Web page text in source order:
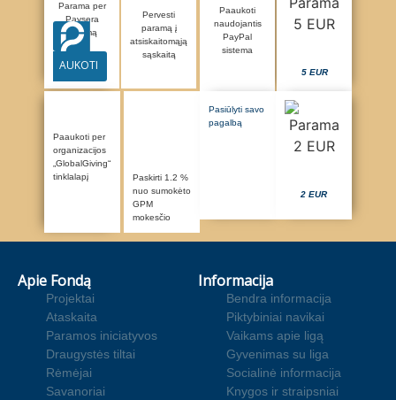
Parama per
Paysera
sistemą
AUKOTI
Pervesti
paramą į
atsiskaitomąją
sąskaitą
Paaukoti
naudojantis
PayPal
sistema
5 EUR
Paaukoti per
organizacijos
„GlobalGiving“
tinklalapį
Paskirti 1.2 %
nuo sumokėto
GPM
mokesčio
Pasiūlyti savo
pagalbą
2 EUR
Apie Fondą
Projektai
Ataskaita
Paramos iniciatyvos
Draugystės tiltai
Rėmėjai
Savanoriai
Informacija
Bendra informacija
Piktybiniai navikai
Vaikams apie ligą
Gyvenimas su liga
Socialinė informacija
Knygos ir straipsniai